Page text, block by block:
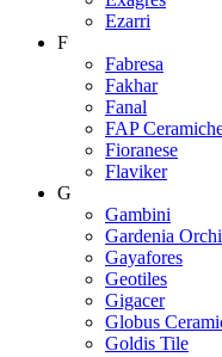
Ezarri
F
Fabresa
Fakhar
Fanal
FAP
Fioranese
Flaviker
G
Gambini
Gardenia
Gayafores
Geotiles
Gigacer
Globus
Goldis Tile